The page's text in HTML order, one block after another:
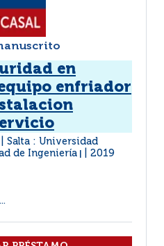
en
enfriador
Salta : Universidad
de Ingeniería
2019